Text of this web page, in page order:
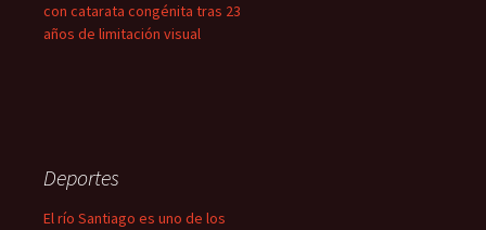
con catarata congénita tras 23
años de limitación visual
Deportes
El río Santiago es uno de los